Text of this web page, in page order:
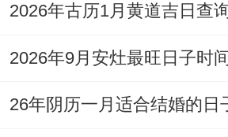
正北方位不宜轻易动土！
若无法避免，则必须选择吉
当的化解措施。